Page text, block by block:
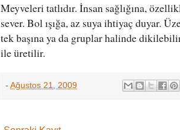
Meyveleri tatlıdır. İnsan sağlığına,
sever. Bol ışığa, az suya ihtiyaç duyar.
tek başına ya da gruplar halinde
ile üretilir.
- Ağustos 21, 2009